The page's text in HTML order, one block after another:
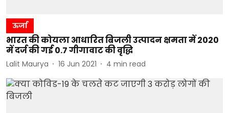
ऊर्जा
भारत की कोयला आधारित बिजली उत्पादन क्षमता में 2020
में दर्ज की गई 0.7 गीगावाट की वृद्धि
Lalit Maurya 16 Jun 2021 4 min read